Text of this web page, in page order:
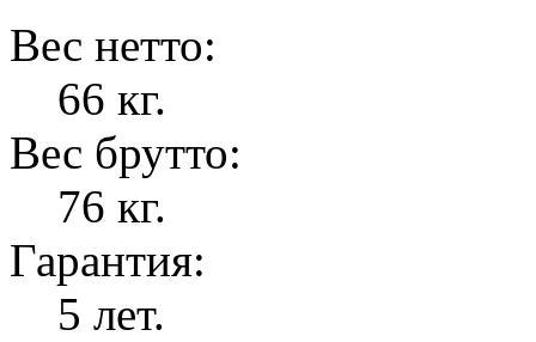
Вес нетто:
66 кг.
Вес брутто:
76 кг.
Гарантия:
5 лет.